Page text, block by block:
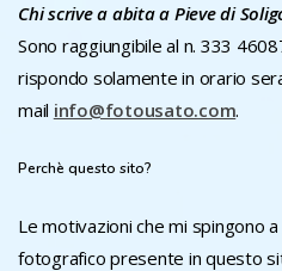
Chi scrive a abita a Pieve di
Sono raggiungibile al n. 333
rispondo solamente in orario
mail info@fotousato.com.
Perchè questo sito?
Le motivazioni che mi spingono
fotografico presente in questo